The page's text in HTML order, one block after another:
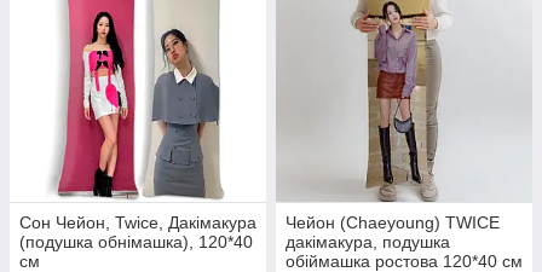
Сон Чейон, Twice, Дакімакура
(подушка обнімашка), 120*40
см
Чейон (Chaeyoung) TWICE
дакімакура, подушка
обіймашка ростова 120*40 см